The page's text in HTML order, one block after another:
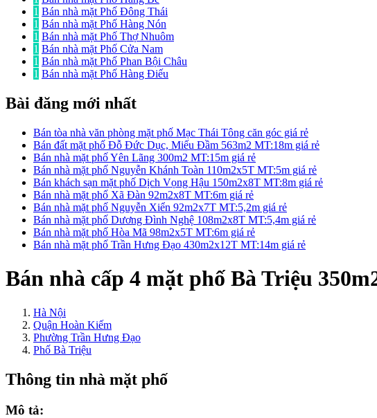
1 Bán nhà mặt Phố Đông Thái
1 Bán nhà mặt Phố Hàng Nón
1 Bán nhà mặt Phố Thợ Nhuôm
1 Bán nhà mặt Phố Cửa Nam
1 Bán nhà mặt Phố Phan Bội Châu
1 Bán nhà mặt Phố Hàng Điếu
Bài đăng mới nhất
Bán tòa nhà văn phòng mặt phố Mạc Thái Tông căn góc giá rẻ
Bán đất mặt phố Đỗ Đức Dục, Miếu Đầm 563m2 MT:18m giá rẻ
Bán nhà mặt phố Yên Lãng 300m2 MT:15m giá rẻ
Bán nhà mặt phố Nguyễn Khánh Toàn 110m2x5T MT:5m giá rẻ
Bán khách sạn mặt phố Dịch Vọng Hậu 150m2x8T MT:8m giá rẻ
Bán nhà mặt phố Xã Đàn 92m2x8T MT:6m giá rẻ
Bán nhà mặt phố Nguyễn Xiển 92m2x7T MT:5,2m giá rẻ
Bán nhà mặt phố Dương Đình Nghệ 108m2x8T MT:5,4m giá rẻ
Bán nhà mặt phố Hòa Mã 98m2x5T MT:6m giá rẻ
Bán nhà mặt phố Trần Hưng Đạo 430m2x12T MT:14m giá rẻ
Bán nhà cấp 4 mặt phố Bà Triệu
Hà Nội
Quận Hoàn Kiếm
Phường Trần Hưng Đạo
Phố Bà Triệu
Thông tin nhà mặt phố
Mô tả: